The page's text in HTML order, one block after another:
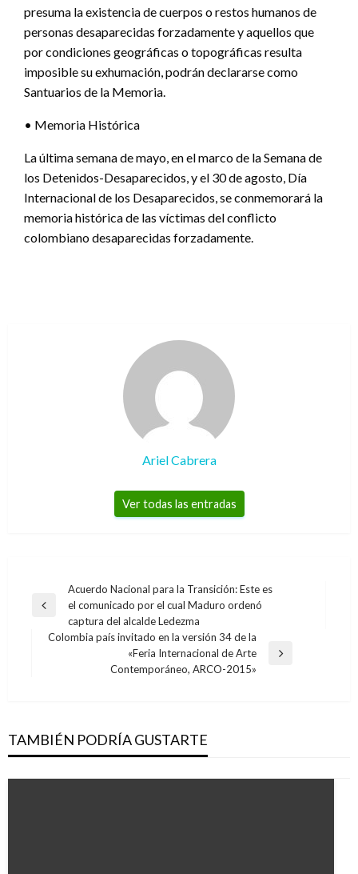
presuma la existencia de cuerpos o restos humanos de
personas desaparecidas forzadamente y aquellos que
por condiciones geográficas o topográficas resulta
imposible su exhumación, podrán declararse como
Santuarios de la Memoria.
• Memoria Histórica
La última semana de mayo, en el marco de la Semana de
los Detenidos-Desaparecidos, y el 30 de agosto, Día
Internacional de los Desaparecidos, se conmemorará la
memoria histórica de las víctimas del conflicto
colombiano desaparecidas forzadamente.
Ariel Cabrera
Ver todas las entradas
Navegación
de
entradas
Entrada
Acuerdo Nacional para la Transición: Este es
el comunicado por el cual Maduro ordenó
captura del alcalde Ledezma
Colombia país invitado en la versión 34 de la
«Feria Internacional de Arte
Contemporáneo, ARCO-2015»
TAMBIÉN PODRÍA GUSTARTE